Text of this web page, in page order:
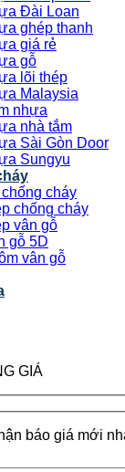
Đài Loan
ghép thanh
giá rẻ
gỗ
lõi thép
Malaysia
nhựa
nhà tắm
Sài Gòn Door
Sungyu
cháy
chống cháy
vân gỗ
gỗ 5D
vân gỗ
GIÁ
báo giá mới